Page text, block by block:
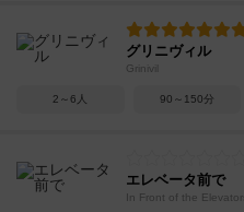
グリニヴィル
Grinivil
2～6人 90～150分
エレベータ前で
In Front of the Elevators